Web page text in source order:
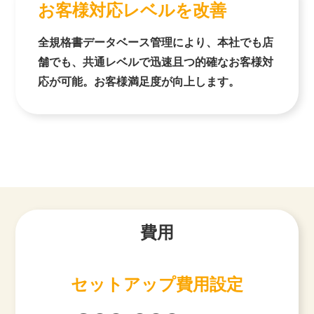
お客様対応レベルを改善
全規格書データベース管理により、本社でも店
舗でも、共通レベルで迅速且つ的確なお客様対
応が可能。お客様満足度が向上します。
費用
セットアップ費用設定